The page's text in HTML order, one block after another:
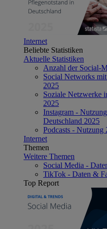
Internet
Beliebte Statistiken
Aktuelle Statistiken
Anzahl der Social-
Social Networks
2025
Soziale Netzwerke
2025
Instagram -
Deutschland 2025
Podcasts - Nutzung
Internet
Themen
Weitere Themen
Social Media -
TikTok - Daten &
Top Report